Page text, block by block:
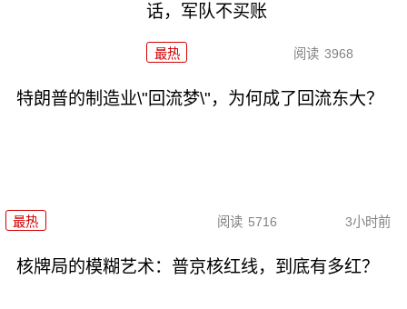
话，军队不买账
最热 阅读 3968
特朗普的制造业\"回流梦\"，为何成了回流东大？
最热 阅读 5716 3小时前
核牌局的模糊艺术：普京核红线，到底有多红？